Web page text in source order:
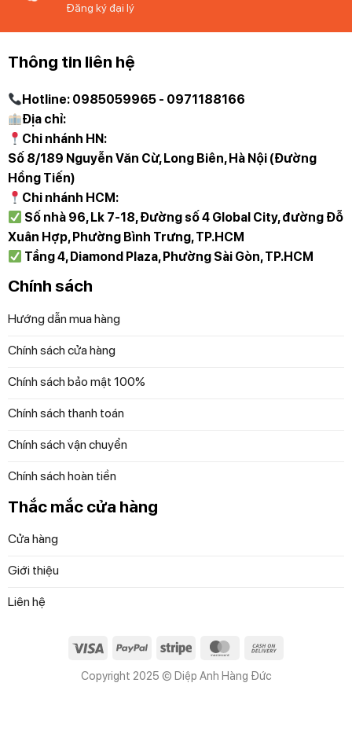
Đăng ký đại lý
Thông tin liên hệ
Hotline: 0985059965 - 0971188166
Địa chỉ:
Chi nhánh HN:
Số 8/189 Nguyễn Văn Cừ, Long Biên, Hà Nội (Đường
Hồng Tiến)
Chi nhánh HCM:
Số nhà 96, Lk 7-18, Đường số 4 Global City, đường Đỗ
Xuân Hợp, Phường Bình Trưng, TP.HCM
Tầng 4, Diamond Plaza, Phường Sài Gòn, TP.HCM
Chính sách
Hướng dẫn mua hàng
Chính sách cửa hàng
Chính sách bảo mật 100%
Chính sách thanh toán
Chính sách vận chuyển
Chính sách hoàn tiền
Thắc mắc cửa hàng
Cửa hàng
Giới thiệu
Liên hệ
Visa PayPal Stripe MasterCard
Copyright 2025 © Diệp Anh Hàng Đức